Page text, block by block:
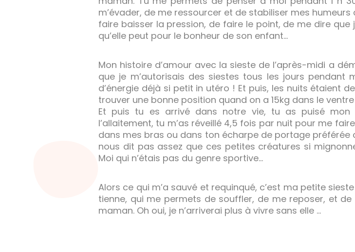
m’évader, de me ressourcer et de stabiliser mes
faire baisser la pression, de faire le point, de me dire
qu’elle peut pour le bonheur de son enfant…
Mon histoire d’amour avec la sieste de l’après-midi a
que je m’autorisais des siestes tous les jours pendant
d’énergie déjà si petit in utéro ! Et puis, les nuits étaient
trouver une bonne position quand on a 15kg dans le ventre
Et puis tu es arrivé dans notre vie, tu as puisé mon
l’allaitement, tu m’as réveillé 4,5 fois par nuit pour me
dans mes bras ou dans ton écharpe de portage préférée
nous dit pas assez que ces petites créatures si
Moi qui n’étais pas du genre sportive…
Alors ce qui m’a sauvé et requinqué, c’est ma petite
tienne, qui me permets de souffler, de me reposer, et
maman. Oh oui, je n’arriverai plus à vivre sans elle …